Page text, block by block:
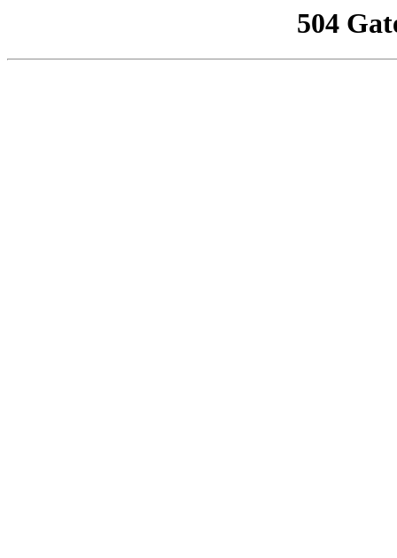
504